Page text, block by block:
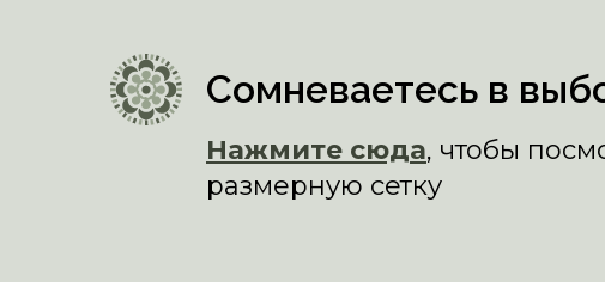
Сомневаетесь в
Нажмите сюда, чтобы
размерную сетку